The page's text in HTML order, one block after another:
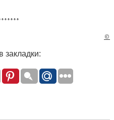
©
закладки: